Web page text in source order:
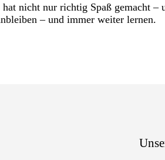
nicht nur richtig Spaß gemacht
– und immer weiter lernen.